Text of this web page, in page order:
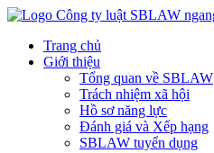
Trang chủ
Giới thiệu
Tổng quan về SBLAW
Trách nhiệm xã hội
Hồ sơ năng lực
Đánh giá và Xếp hạng
SBLAW tuyển dụng